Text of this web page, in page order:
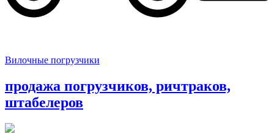
Вилочные погрузчики
продажа погрузчиков, ричтраков,
штабелеров